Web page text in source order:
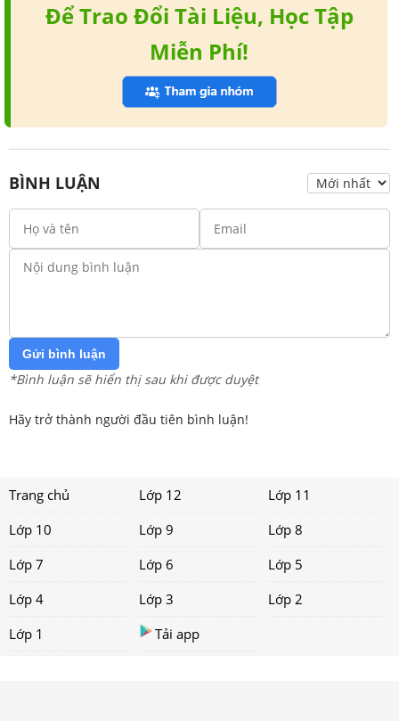
Để Trao Đổi Tài Liệu, Học Tập
Miễn Phí!
BÌNH LUẬN
Gửi bình luận
*Bình luận sẽ hiển thị sau khi được duyệt
Hãy trở thành người đầu tiên bình luận!
Trang chủ Lớp 12
Lớp 11
Lớp 10
Lớp 9
Lớp 8
Lớp 7
Lớp 6
Lớp 5
Lớp 4
Lớp 3
Lớp 2
Lớp 1
Tải app